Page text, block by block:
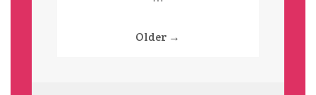
Older →